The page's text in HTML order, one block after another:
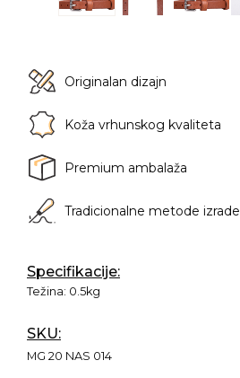
Originalan dizajn
Koža vrhunskog kvaliteta
Premium ambalaža
Tradicionalne metode izrade
Specifikacije:
Težina: 0.5kg
SKU:
MG 20 NAS 014